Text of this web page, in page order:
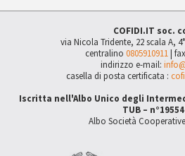
COFIDI.IT soc.
via Nicola Tridente, 22 scala A,
centralino 0805910911|
indirizzo e-mail:
casella di posta certificata :
Iscritta nell'Albo Unico degli
TUB –
Albo Società Cooperative